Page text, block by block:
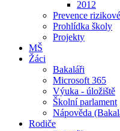
2012
Prevence
Prohlídka školy
Projekty
MŠ
Žáci
Bakaláři
Microsoft 365
Výuka - úložiště
Školní parlament
Nápověda
Rodiče